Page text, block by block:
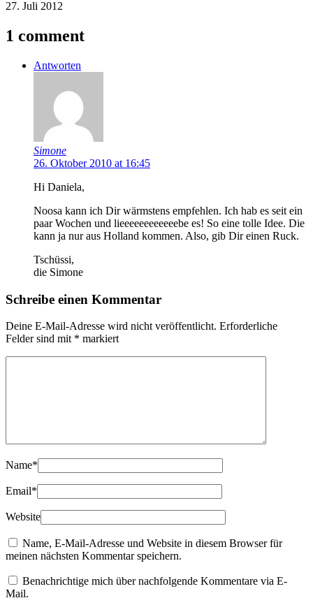
27. Juli 2012
1 comment
Antworten
Simone
26. Oktober 2010 at 16:45
Hi Daniela,
Noosa kann ich Dir wärmstens empfehlen. Ich hab es seit ein
paar Wochen und lieeeeeeeeeeeebe es! So eine tolle Idee. Die
kann ja nur aus Holland kommen. Also, gib Dir einen Ruck.
Tschüssi,
die Simone
Schreibe einen Kommentar
Deine E-Mail-Adresse wird nicht veröffentlicht. Erforderliche
Felder sind mit * markiert
Name*
Email*
Website
Name, E-Mail-Adresse und Website in diesem Browser für
meinen nächsten Kommentar speichern.
Benachrichtige mich über nachfolgende Kommentare via E-
Mail.